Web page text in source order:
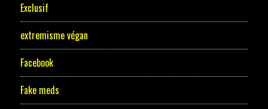
Exclusif
extremisme végan
Facebook
Fake meds